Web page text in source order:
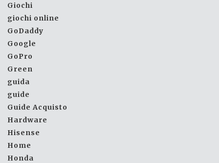
Giochi
giochi online
GoDaddy
Google
GoPro
Green
guida
guide
Guide Acquisto
Hardware
Hisense
Home
Honda